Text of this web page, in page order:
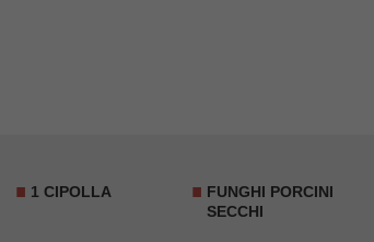
1 CIPOLLA
FUNGHI PORCINI
SECCHI